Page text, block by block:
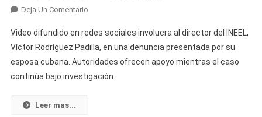
Deja Un ComentarioEn
Video
Que
Involucra
Al
Video difundido en redes sociales involucra al director del INEEL,
Víctor Rodríguez Padilla, en una denuncia presentada por su
esposa cubana. Autoridades ofrecen apoyo mientras el caso
continúa bajo investigación.
Leer mas...